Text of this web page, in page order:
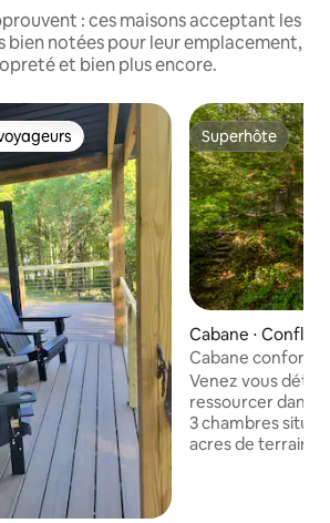
: ces maisons acceptant les
bien notées pour leur emplacement,
et bien plus encore.
les plus appréciés Superhôte
Superhôte
Cabane ⋅
Cabane
Yough - Ruisseau
Venez vous
ressourcer dans
3 chambres
acres de terrain